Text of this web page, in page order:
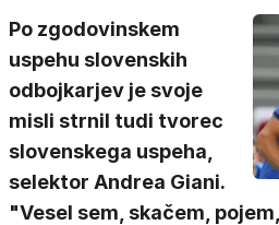
Po zgodovinskem
uspehu slovenskih
odbojkarjev je svoje
misli strnil tudi tvorec
slovenskega uspeha,
selektor Andrea Giani.
"Vesel sem, skačem,